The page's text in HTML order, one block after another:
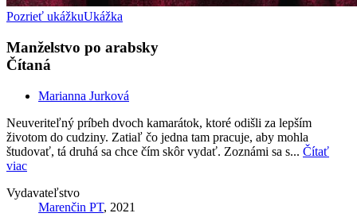
Pozrieť ukážkuUkážka
Manželstvo po arabsky
Čítaná
Marianna Jurková
Neuveriteľný príbeh dvoch kamarátok, ktoré odišli za lepším
životom do cudziny. Zatiaľ čo jedna tam pracuje, aby mohla
študovať, tá druhá sa chce čím skôr vydať. Zoznámi sa s... Čítať
viac
Vydavateľstvo
Marenčin PT, 2021